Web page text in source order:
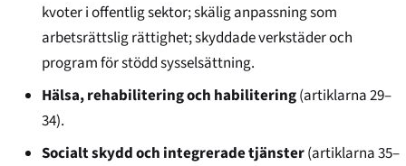
kvoter i offentlig sektor; skälig anpassning som
arbetsrättslig rättighet; skyddade verkstäder och
program för stödd sysselsättning.
Hälsa, rehabilitering och habilitering(artiklarna 29–
34).
Socialt skydd och integrerade tjänster(artiklarna 35–